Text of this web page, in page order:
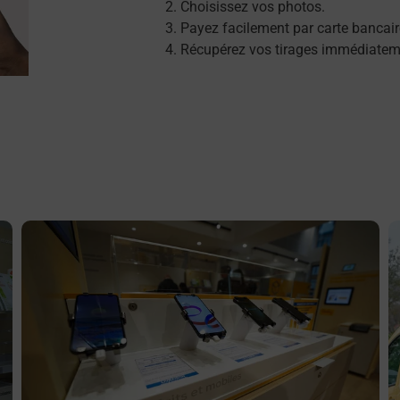
Choisissez vos photos.
Payez facilement par carte
Récupérez vos tirages
En savoir plus